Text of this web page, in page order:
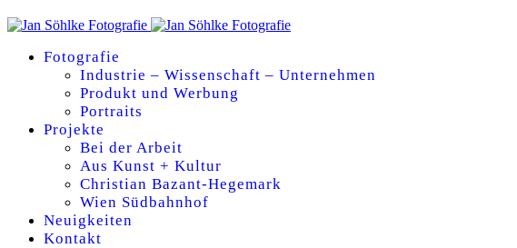
Fotografie
Industrie – Wissenschaft – Unternehmen
Produkt und Werbung
Portraits
Projekte
Bei der Arbeit
Aus Kunst + Kultur
Christian Bazant-Hegemark
Wien Südbahnhof
Neuigkeiten
Kontakt